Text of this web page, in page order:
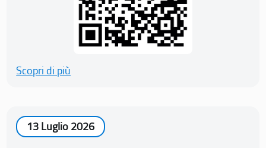
Scopri di più
13 Luglio 2026